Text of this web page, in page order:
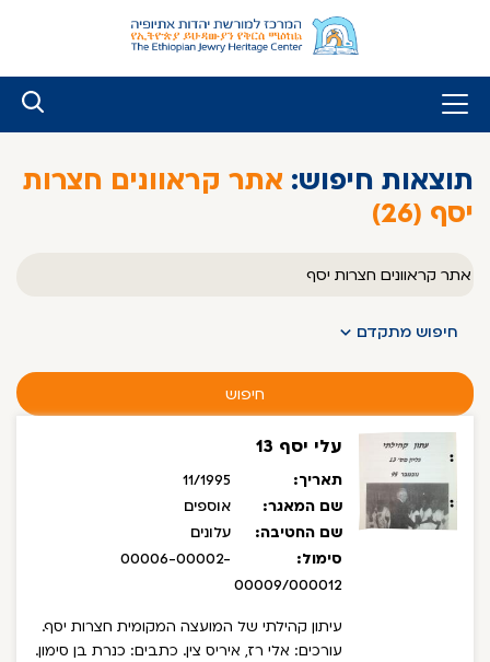
תוצאות חיפוש: אתר קראוונים חצרות
יסף (26)
חיפוש מתקדם
חיפוש
עלי יסף 13
תאריך:
11/1995
שם המאגר:
אוספים
שם החטיבה:
עלונים
סימול:
00006-00002-
00009/000012
עיתון קהילתי של המועצה המקומית חצרות יסף.
עורכים: אלי רז, איריס צין. כתבים: כנרת בן סימון.